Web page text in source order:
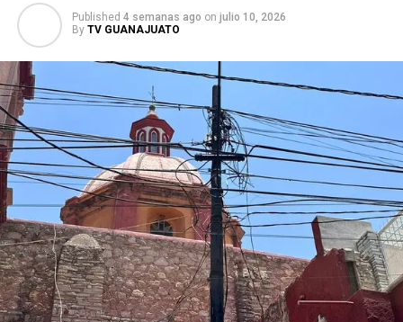
Published 4 semanas ago on julio 10, 2026
By TV GUANAJUATO